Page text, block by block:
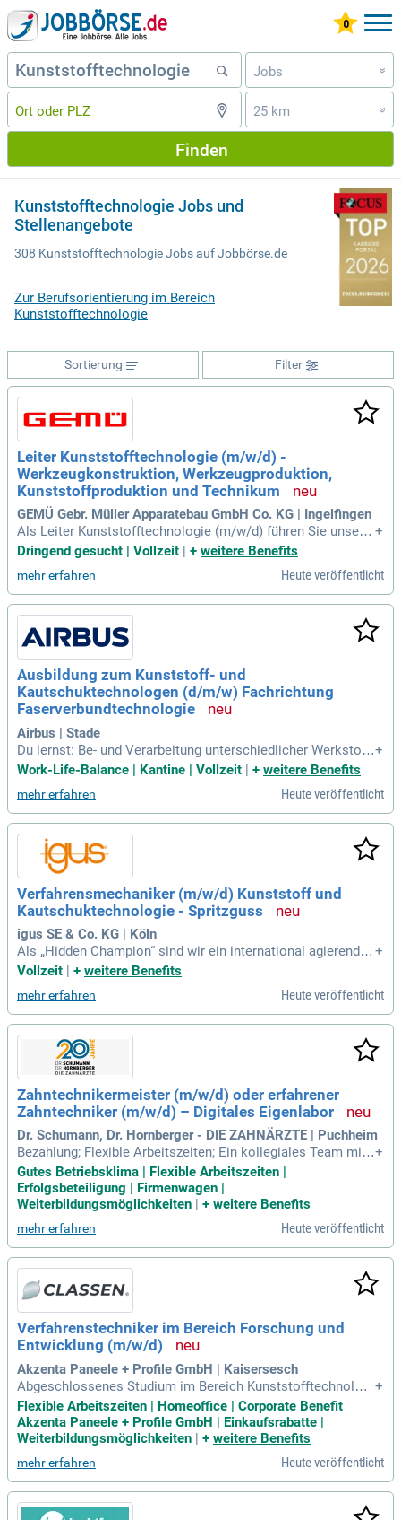
Jobs »
25 km »
Finden
Kunststofftechnologie Jobs und
Stellenangebote
308 Kunststofftechnologie Jobs auf Jobbörse.de
Zur Berufsorientierung im Bereich
Kunststofftechnologie
Filter
Sortierung
Leiter Kunststofftechnologie (m/w/d) -
Werkzeugkonstruktion, Werkzeugproduktion,
Kunststoffproduktion und Technikum
GEMÜ Gebr. Müller Apparatebau GmbH Co. KG | Ingelfingen
Als Leiter Kunststofftechnologie (m/w/d) führen Sie unser i
nnovatives Kunststoffzentrum mit 60 Mitarbeitenden. Ihr Zie
ket zu minimieren. Sie gestalten die strategische Weiterent
wicklung und positionieren das Zentrum als Innovationsmot
or. Dabei initiieren und realisieren Sie Projekte zur Ressourc
enoptimierung und Automatisierung. Sie inspirieren crossfu
nktionale Teams und schaffen ein leistungsstarkes Umfeld
für technologische Spitzenleistungen. In enger Zusammenar
beit mit den Bereichen Entwicklung, Vertrieb und Einkauf en
twickeln Sie integrierte Lösungen für unsere Produktion.
+
Dringend gesucht | Vollzeit
+ weitere Benefits
mehr erfahren Heute veröffentlicht
Ausbildung zum Kunststoff- und
Kautschuktechnologen (d/m/w) Fachrichtung
Faserverbundtechnologie
Airbus | Stade
Du lernst: Be- und Verarbeitung unterschiedlicher Werkstoff
e, insbesondere von Kunststoffen; Laminieren, mechanische
eitsvorbereitung, Dokumentation und Qualitätssicherung; Ar
beits-, Gesundheits-
+
Work-Life-Balance | Kantine | Vollzeit | + weitere Benefits
mehr erfahren Heute veröffentlicht
Verfahrensmechaniker (m/w/d) Kunststoff und
Kautschuktechnologie - Spritzguss
igus SE & Co. KG | Köln
Als „Hidden Champion“ sind wir ein international agierender
Hersteller von technischen Produkten aus Hochleistungsku
+
Vollzeit | + weitere Benefits
mehr erfahren Heute veröffentlicht
Zahntechnikermeister (m/w/d) oder erfahrener
Zahntechniker (m/w/d) – Digitales Eigenlabor
Dr. Schumann, Dr. Hornberger - DIE ZAHNÄRZTE | Puchheim
Bezahlung; Flexible Arbeitszeiten; Ein kollegiales Team mit
kurzen Entscheidungswegen; Langfristige Perspektiven in ei
nem zukunftsorientierten Unternehmen; Herstellung hochwe
rtiger prothetischer Lösungen; Teleskop- und Kombinations
+
Gutes Betriebsklima | Flexible Arbeitszeiten |
Erfolgsbeteiligung | Firmenwagen |
Weiterbildungsmöglichkeiten
+ weitere Benefits
mehr erfahren Heute veröffentlicht
Verfahrenstechniker im Bereich Forschung und
Entwicklung (m/w/d)
Akzenta Paneele + Profile GmbH | Kaisersesch
Abgeschlossenes Studium im Bereich Kunststofftechnologi
e oder Ingenieurstudium mit Berufserfahrung in der kunstst
offverarbeitenden Industrie; idealerweise Schwerpunkte hins
ichtlich Folien-/Plattenherstellung und Converting (Laminier
en/Beschichten/Lackieren
+
Flexible Arbeitszeiten | Homeoffice | Corporate Benefit
Akzenta Paneele + Profile GmbH | Einkaufsrabatte |
Weiterbildungsmöglichkeiten | + weitere Benefits
mehr erfahren Heute veröffentlicht